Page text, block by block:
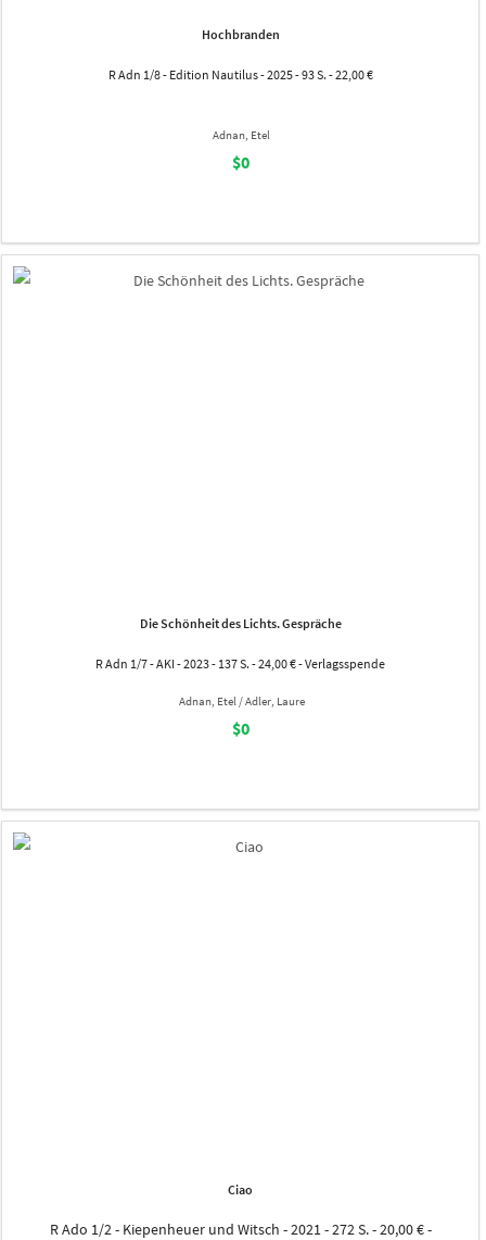
Hochbranden
R Adn 1/8 - Edition Nautilus - 2025 - 93 S. - 22,00 €
Adnan, Etel
$0
Die Schönheit des Lichts. Gespräche
R Adn 1/7 - AKI - 2023 - 137 S. - 24,00 € - Verlagsspende
Adnan, Etel / Adler, Laure
$0
Ciao
R Ado 1/2 - Kiepenheuer und Witsch - 2021 - 272 S. - 20,00 € -